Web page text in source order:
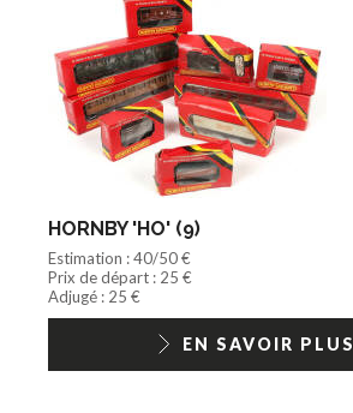
HORNBY 'HO' (9)
Estimation : 40/50 €
Prix de départ : 25 €
Adjugé : 25 €
EN SAVOIR PLUS